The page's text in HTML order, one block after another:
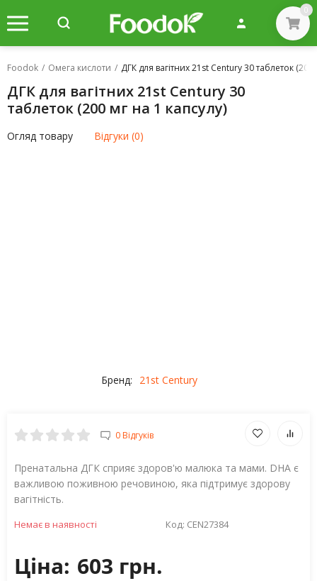
0
Foodok / Омега кислоти / ДГК для вагітних 21st Century 30 таблеток (200
ДГК для вагітних 21st Century 30
таблеток (200 мг на 1 капсулу)
Огляд товару Відгуки (0)
Бренд: 21st Century
0 Відгуків
Пренатальна ДГК сприяє здоров'ю малюка та мами. DHA є
важливою поживною речовиною, яка підтримує здорову
вагітність.
Немає в наявності Код: CEN27384
Ціна: 603 грн.